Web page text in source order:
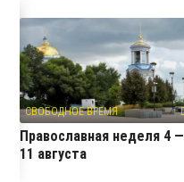
СВОБОДНОЕ ВРЕМЯ
Православная неделя 4 —
11 августа